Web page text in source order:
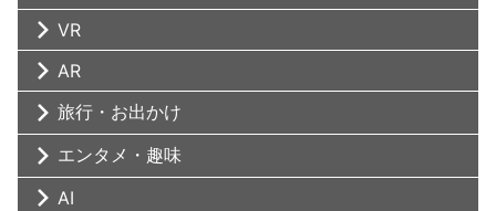
VR
AR
旅行・お出かけ
エンタメ・趣味
AI